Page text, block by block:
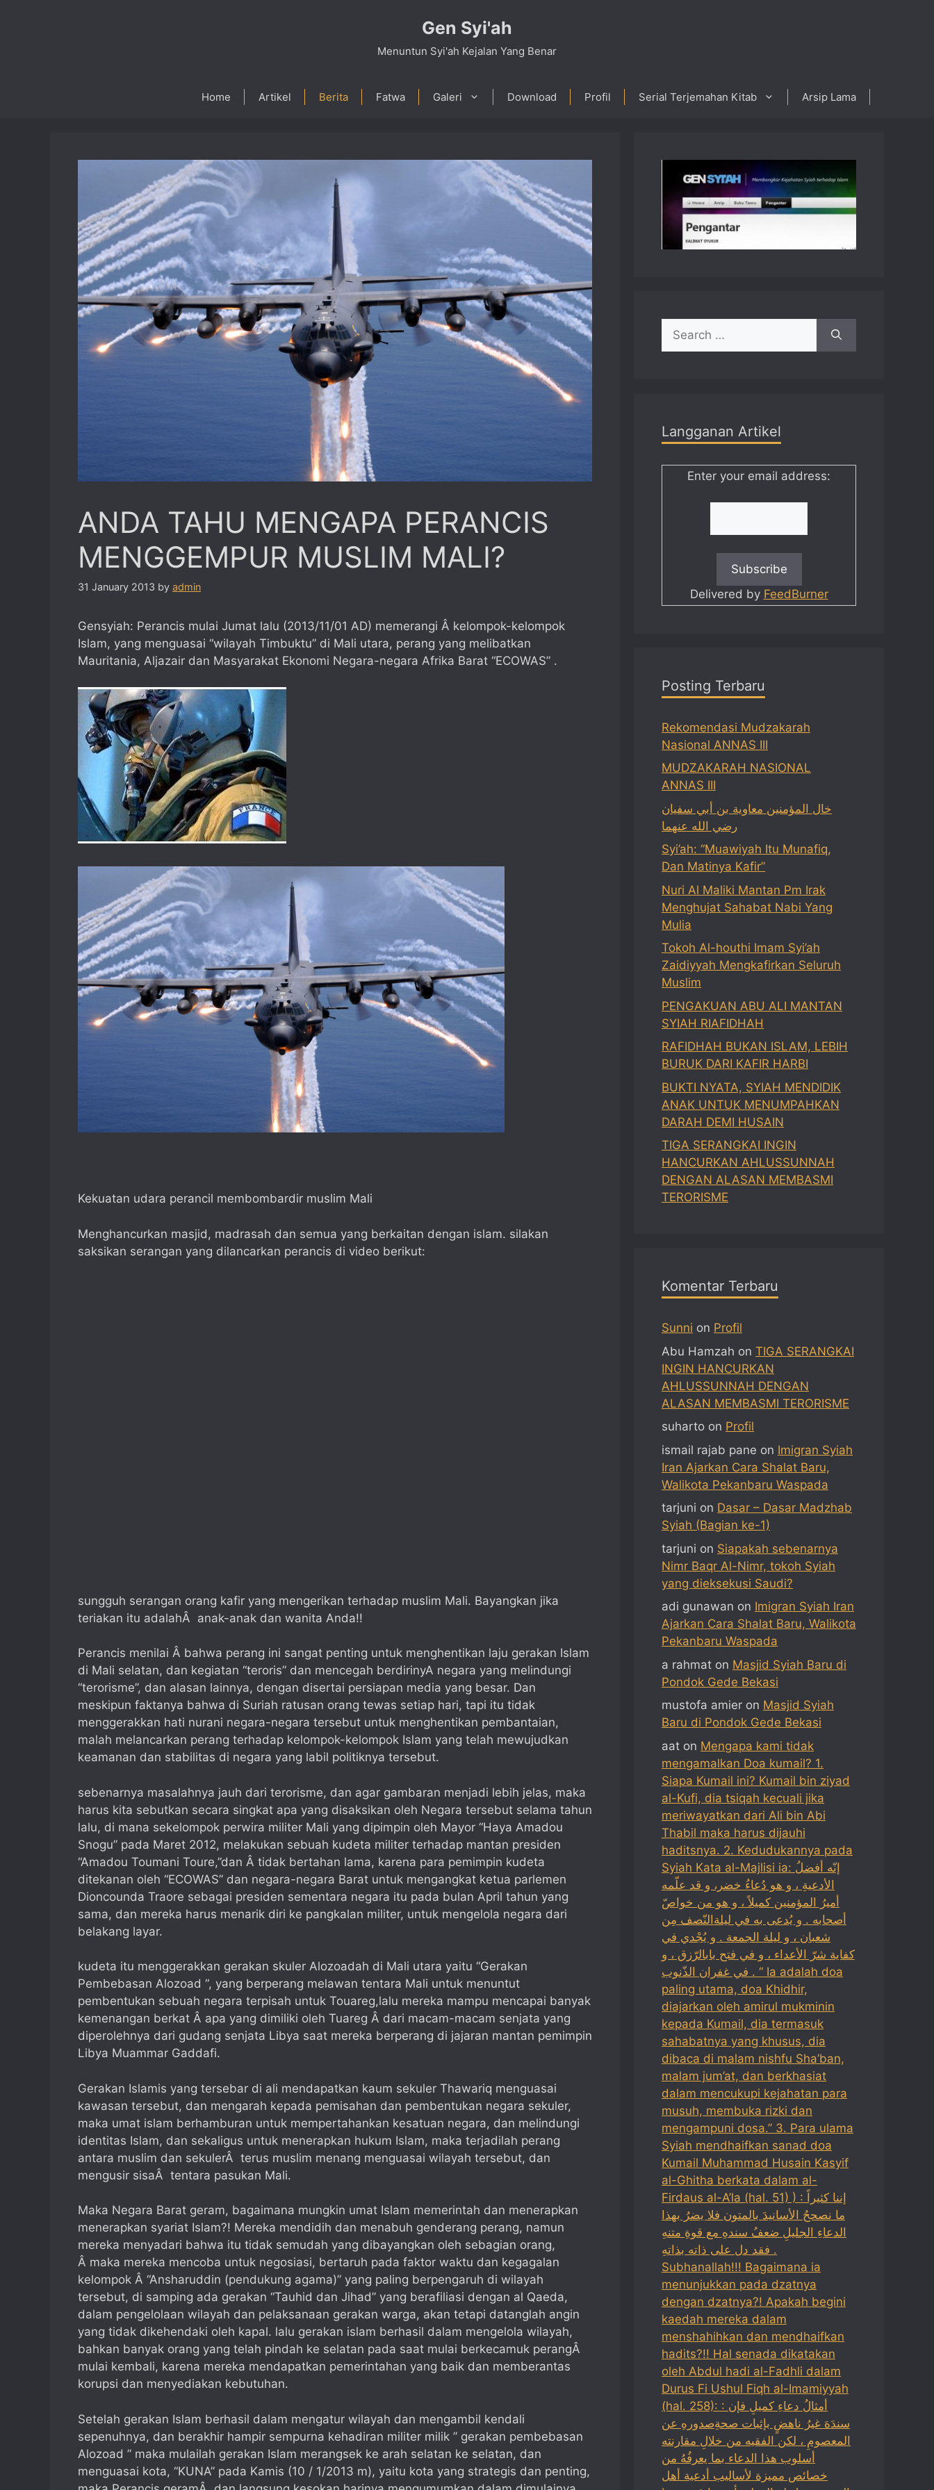
Gen Syi'ah
Menuntun Syi'ah Kejalan Yang Benar
Home Artikel Berita Fatwa Galeri Download Profil Serial Terjemahan Kitab Arsip Lama
ANDA TAHU MENGAPA PERANCIS
MENGGEMPUR MUSLIM MALI?
31 January 2013 by admin
Gensyiah: Perancis mulai Jumat lalu (2013/11/01 AD) memerangi Â kelompok-kelompok
Islam, yang menguasai “wilayah Timbuktu” di Mali utara, perang yang melibatkan
Mauritania, Aljazair dan Masyarakat Ekonomi Negara-negara Afrika Barat “ECOWAS” .
Kekuatan udara perancil membombardir muslim Mali
Menghancurkan masjid, madrasah dan semua yang berkaitan dengan islam. silakan
saksikan serangan yang dilancarkan perancis di video berikut:
sungguh serangan orang kafir yang mengerikan terhadap muslim Mali. Bayangkan jika
teriakan itu adalahÂ anak-anak dan wanita Anda!!
Perancis menilai Â bahwa perang ini sangat penting untuk menghentikan laju gerakan Islam
di Mali selatan, dan kegiatan “teroris” dan mencegah berdirinyA negara yang melindungi
“terorisme”, dan alasan lainnya, dengan disertai persiapan media yang besar. Dan
meskipun faktanya bahwa di Suriah ratusan orang tewas setiap hari, tapi itu tidak
menggerakkan hati nurani negara-negara tersebut untuk menghentikan pembantaian,
malah melancarkan perang terhadap kelompok-kelompok Islam yang telah mewujudkan
keamanan dan stabilitas di negara yang labil politiknya tersebut.
sebenarnya masalahnya jauh dari terorisme, dan agar gambaran menjadi lebih jelas, maka
harus kita sebutkan secara singkat apa yang disaksikan oleh Negara tersebut selama tahun
lalu, di mana sekelompok perwira militer Mali yang dipimpin oleh Mayor “Haya Amadou
Snogu” pada Maret 2012, melakukan sebuah kudeta militer terhadap mantan presiden
“Amadou Toumani Toure,”dan Â tidak bertahan lama, karena para pemimpin kudeta
ditekanan oleh “ECOWAS” dan negara-negara Barat untuk mengangkat ketua parlemen
Dioncounda Traore sebagai presiden sementara negara itu pada bulan April tahun yang
sama, dan mereka harus menarik diri ke pangkalan militer, untuk mengelola negara dari
belakang layar.
kudeta itu menggerakkan gerakan skuler Alozoadah di Mali utara yaitu “Gerakan
Pembebasan Alozoad “, yang berperang melawan tentara Mali untuk menuntut
pembentukan sebuah negara terpisah untuk Touareg,lalu mereka mampu mencapai banyak
kemenangan berkat Â apa yang dimiliki oleh Tuareg Â dari macam-macam senjata yang
diperolehnya dari gudang senjata Libya saat mereka berperang di jajaran mantan pemimpin
Libya Muammar Gaddafi.
Gerakan Islamis yang tersebar di ali mendapatkan kaum sekuler Thawariq menguasai
kawasan tersebut, dan mengarah kepada pemisahan dan pembentukan negara sekuler,
maka umat islam berhamburan untuk mempertahankan kesatuan negara, dan melindungi
identitas Islam, dan sekaligus untuk menerapkan hukum Islam, maka terjadilah perang
antara muslim dan sekulerÂ terus muslim menang menguasai wilayah tersebut, dan
mengusir sisaÂ tentara pasukan Mali.
Maka Negara Barat geram, bagaimana mungkin umat Islam memerintah dan menerapkan
menerapkan syariat Islam?! Mereka mendidih dan menabuh genderang perang, namun
mereka menyadari bahwa itu tidak semudah yang dibayangkan oleh sebagian orang,
Â maka mereka mencoba untuk negosiasi, bertaruh pada faktor waktu dan kegagalan
kelompok Â “Ansharuddin (pendukung agama)” yang paling berpengaruh di wilayah
tersebut, di samping ada gerakan “Tauhid dan Jihad” yang berafiliasi dengan al Qaeda,
dalam pengelolaan wilayah dan pelaksanaan gerakan warga, akan tetapi datanglah angin
yang tidak dikehendaki oleh kapal. lalu gerakan islam berhasil dalam mengelola wilayah,
bahkan banyak orang yang telah pindah ke selatan pada saat mulai berkecamuk perangÂ
mulai kembali, karena mereka mendapatkan pemerintahan yang baik dan memberantas
korupsi dan menyediakan kebutuhan.
Setelah gerakan Islam berhasil dalam mengatur wilayah dan mengambil kendali
sepenuhnya, dan berakhir hampir sempurna kehadiran militer milik ” gerakan pembebasan
Alozoad ” maka mulailah gerakan Islam merangsek ke arah selatan ke selatan, dan
menguasai kota, “KUNA” pada Kamis (10 / 1/2013 m), yaitu kota yang strategis dan penting,
for:
Langganan Artikel
Enter your email address:
Delivered by FeedBurner
Posting Terbaru
Rekomendasi Mudzakarah
Nasional ANNAS III
MUDZAKARAH NASIONAL
ANNAS III
خال المؤمنين معاوية بن أبي سفيان
رضي الله عنهما
Syi’ah: “Muawiyah Itu Munafiq,
Dan Matinya Kafir”
Nuri Al Maliki Mantan Pm Irak
Menghujat Sahabat Nabi Yang
Mulia
Tokoh Al-houthi Imam Syi’ah
Zaidiyyah Mengkafirkan Seluruh
Muslim
PENGAKUAN ABU ALI MANTAN
SYIAH RIAFIDHAH
RAFIDHAH BUKAN ISLAM, LEBIH
BURUK DARI KAFIR HARBI
BUKTI NYATA, SYIAH MENDIDIK
ANAK UNTUK MENUMPAHKAN
DARAH DEMI HUSAIN
TIGA SERANGKAI INGIN
HANCURKAN AHLUSSUNNAH
DENGAN ALASAN MEMBASMI
TERORISME
Komentar Terbaru
Sunni on Profil
Abu Hamzah on TIGA SERANGKAI
INGIN HANCURKAN
AHLUSSUNNAH DENGAN
ALASAN MEMBASMI TERORISME
suharto on Profil
ismail rajab pane on Imigran Syiah
Iran Ajarkan Cara Shalat Baru,
Walikota Pekanbaru Waspada
tarjuni on Dasar – Dasar Madzhab
Syiah (Bagian ke-1)
tarjuni on Siapakah sebenarnya
Nimr Baqr Al-Nimr, tokoh Syiah
yang dieksekusi Saudi?
adi gunawan on Imigran Syiah Iran
Ajarkan Cara Shalat Baru, Walikota
Pekanbaru Waspada
a rahmat on Masjid Syiah Baru di
Pondok Gede Bekasi
mustofa amier on Masjid Syiah
Baru di Pondok Gede Bekasi
aat on Mengapa kami tidak
mengamalkan Doa kumail? 1.
Siapa Kumail ini? Kumail bin ziyad
al-Kufi, dia tsiqah kecuali jika
meriwayatkan dari Ali bin Abi
Thabil maka harus dijauhi
haditsnya. 2. Kedudukannya pada
Syiah Kata al-Majlisi ia: إنّه أفضلُ
الأدعيةِ ، و هو دُعاءُ خضر، و قد علّمه
أميرُ المؤمنين كميلاً ، و هو من خواصّ
أصحابه . و يُدعى به في ليلةالنّصف مِن
شعبان ، و ليلة الجمعة . و يُجْدي في
كفاية شرّ الأعداء ، و في فتح بابالرّزق ، و
في غفران الذّنوب . “ Ia adalah doa
paling utama, doa Khidhir,
diajarkan oleh amirul mukminin
kepada Kumail, dia termasuk
sahabatnya yang khusus, dia
dibaca di malam nishfu Sha’ban,
malam jum’at, dan berkhasiat
dalam mencukupi kejahatan para
musuh, membuka rizki dan
mengampuni dosa.” 3. Para ulama
Syiah mendhaifkan sanad doa
Kumail Muhammad Husain Kasyif
al-Ghitha berkata dalam al-
Firdaus al-A’la (hal. 51) ) : إننا كثيراً
ما نصححُ الأسانيدَ بالمتون فلا يضرُ بهذا
الدعاءِ الجليلِ ضعفُ سندهِ مع قوةِ متنهِ
فقد دل على ذاته بذاتهِ .
Subhanallah!!! Bagaimana ia
menunjukkan pada dzatnya
dengan dzatnya?! Apakah begini
kaedah mereka dalam
menshahihkan dan mendhaifkan
hadits?!! Hal senada dikatakan
oleh Abdul hadi al-Fadhli dalam
Durus Fi Ushul Fiqh al-Imamiyyah
(hal. 258): : أمثالُ دعاءِ كميلِ فإن
سندَهَ غيرُ ناهضٍ بإثبات صحةِصدورهِ عن
المعصومِ ، لكن الفقيه من خلالِ مقارنته
أسلوب هذا الدعاء بما يعرفُهُ من
خصائص مميزة لأساليب أدعية أهل